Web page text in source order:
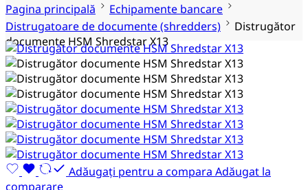
Pagina principală
Echipamente bancare
Distrugatoare de documente (shredders)
Distrugător
documente HSM Shredstar X13
Adăugați pentru a compara Adăugat la
comparare